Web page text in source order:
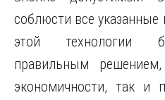
соблюсти все
этой технологии
правильным
экономичности, так и